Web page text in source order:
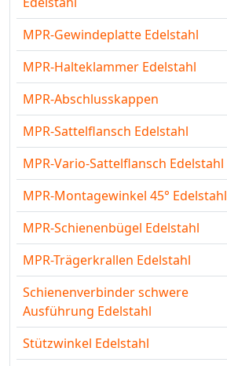
MPR-Gewindeplatte Edelstahl
MPR-Halteklammer Edelstahl
MPR-Abschlusskappen
MPR-Sattelflansch Edelstahl
MPR-Vario-Sattelflansch Edelstahl
MPR-Montagewinkel 45° Edelstahl
MPR-Schienenbügel Edelstahl
MPR-Trägerkrallen Edelstahl
Schienenverbinder schwere
Ausführung Edelstahl
Stützwinkel Edelstahl